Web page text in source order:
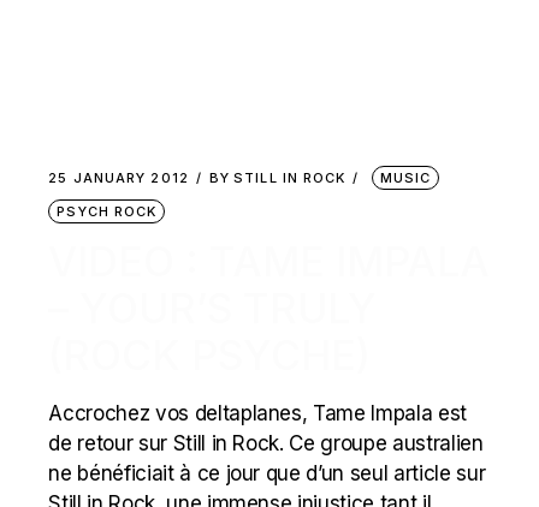
25 JANUARY 2012 BY STILL IN ROCK
MUSIC
PSYCH ROCK
Accrochez vos deltaplanes, Tame Impala est
de retour sur Still in Rock. Ce groupe australien
ne bénéficiait à ce jour que d’un seul article sur